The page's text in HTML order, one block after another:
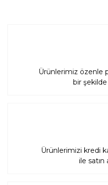
Ürünlerimiz özenle
bir
Ürünlerimizi kredi
ile satın